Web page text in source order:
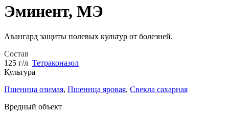
Эминент, МЭ
Авангард защиты полевых культур от болезней.
Состав
125 г/л Тетраконазол
Культура
Пшеница озимая, Пшеница яровая, Свекла сахарная
Вредный объект